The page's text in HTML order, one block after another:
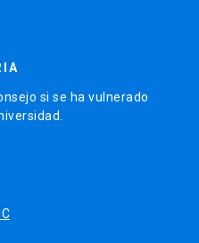
si se ha vulnerado